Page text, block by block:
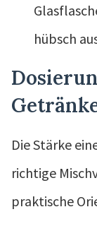
hübsch
Die Stärke
richtige
praktische